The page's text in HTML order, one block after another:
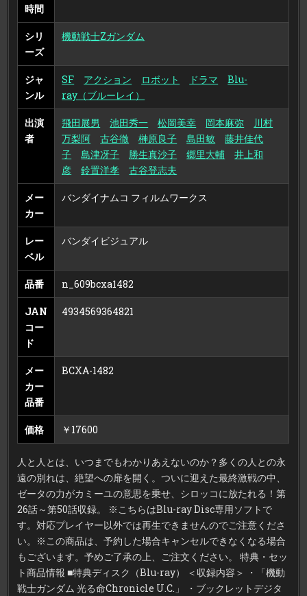
ィ
時間
シリ
ーズ
機動戦士Zガンダム
ジャ
ンル
SF アクション ロボット ドラマ
Blu-
ray（ブルーレイ）
出演
者
飛田展男 池田秀一 松岡美幸 岡本麻弥
川村
万梨阿
古谷徹 榊原良子 島田敏
藤井佳代
子
島津冴子 勝生真沙子 郷里大輔
井上和
彦
鈴置洋孝 古谷登志夫
メー
カー
バンダイナムコ フィルムワークス
レー
ベル
バンダイビジュアル
品番 n_609bcxa1482
JAN
コー
ド
4934569364821
メー
カー
品番
BCXA-1482
価格 ￥17600
人と人とは、いつまでもわかりあえないのか？多くの人との永
遠の別れは、絶望への扉を開く。ついに迎えた最終激戦の中、
ゼータの力がカミーユの意思を乗せ、シロッコに放たれる！第
26話～第50話収録。 ※こちらはBlu-ray Disc専用ソフトで
す。対応プレイヤー以外では再生できませんのでご注意くださ
い。※この商品は、予約した場合キャンセルできなくなる場合
もございます。予めご了承の上、ご注文ください。 特典・セッ
ト商品情報 ■特典ディスク（Blu-ray） ＜収録内容＞ ・「機動
戦士ガンダム 光る命Chronicle U.C.」 ・ブックレットデジタ